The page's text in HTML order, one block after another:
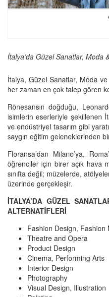
İtalya’da Güzel Sanatlar, Moda
İtalya, Güzel Sanatlar, Moda
her zaman en çok talep gören
Rönesansın doğduğu,
isimlerin eserleriyle şekillenen
ve endüstriyel tasarım gibi
saygın eğitim geleneklerinden
Floransa’dan Milano’ya,
öğrenciler için birer açık hava
sınıfta değil; müzelerde,
üzerinde gerçekleşir.
İTALYA’DA GÜZEL
ALTERNATİFLERİ
Fashion Design, Fashion
Theatre and Opera
Product Design
Cinema, Performing Arts
Interior Design
Photography
Visual Design, Illustration